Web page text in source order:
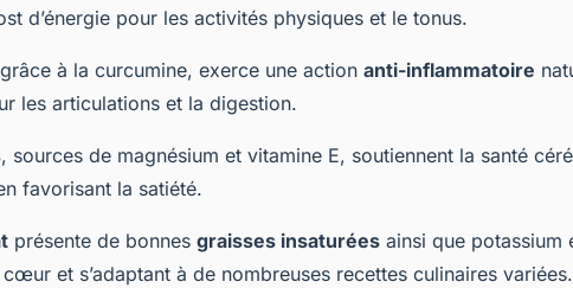
d’énergie pour les activités physiques et le tonus.
à la curcumine, exerce une action anti-inflammatoire
les articulations et la digestion.
, sources de magnésium et vitamine E, soutiennent la santé
favorisant la satiété.
présente de bonnes graisses insaturées ainsi que potassium
et s’adaptant à de nombreuses recettes culinaires variées.